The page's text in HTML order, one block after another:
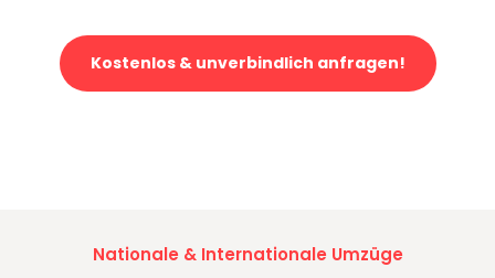
Kostenlos & unverbindlich anfragen!
Nationale & Internationale Umzüge